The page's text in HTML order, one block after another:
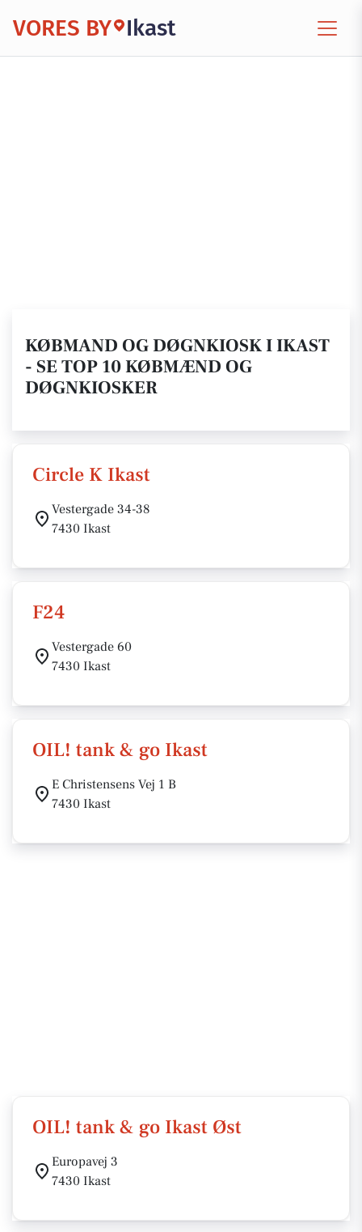
VORES BY Ikast
KØBMAND OG DØGNKIOSK I IKAST
- SE TOP 10 KØBMÆND OG
DØGNKIOSKER
Circle K Ikast
Vestergade 34-38
7430 Ikast
F24
Vestergade 60
7430 Ikast
OIL! tank & go Ikast
E Christensens Vej 1 B
7430 Ikast
OIL! tank & go Ikast Øst
Europavej 3
7430 Ikast